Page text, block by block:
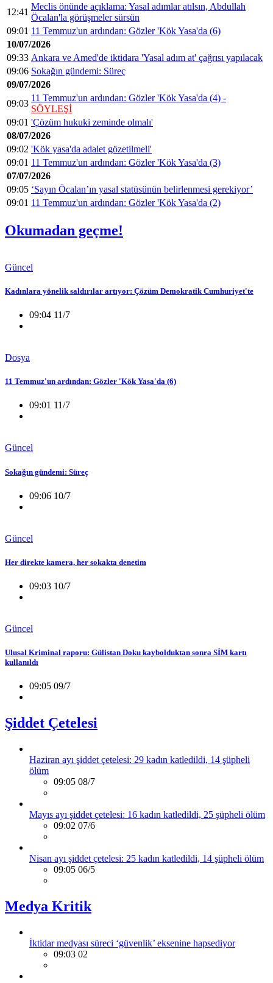
12:41
Meclis önünde açıklama: Yasal adımlar atılsın, Abdullah
Öcalan'la görüşmeler sürsün
09:01 11 Temmuz'un ardından: Gözler 'Kök Yasa'da (6)
10/07/2026
09:33 Ankara ve Amed'de iktidara 'Yasal adım at' çağrısı yapılacak
09:06 Sokağın gündemi: Süreç
09/07/2026
09:03
11 Temmuz'un ardından: Gözler 'Kök Yasa'da (4) -
SÖYLEŞİ
09:01 'Çözüm hukuki zeminde olmalı'
08/07/2026
09:02 'Kök yasa'da adalet gözetilmeli'
09:01 11 Temmuz'un ardından: Gözler 'Kök Yasa'da (3)
07/07/2026
09:05 ‘Sayın Öcalan’ın yasal statüsünün belirlenmesi gerekiyor’
09:01 11 Temmuz'un ardından: Gözler 'Kök Yasa'da (2)
Okumadan geçme!
Güncel
Kadınlara yönelik saldırılar artıyor: Çözüm Demokratik Cumhuriyet'te
09:04 11/7
Dosya
11 Temmuz'un ardından: Gözler 'Kök Yasa'da (6)
09:01 11/7
Güncel
Sokağın gündemi: Süreç
09:06 10/7
Güncel
Her direkte kamera, her sokakta denetim
09:03 10/7
Güncel
Ulusal Kriminal raporu: Gülistan Doku kaybolduktan sonra SİM kartı
kullanıldı
09:05 09/7
Şiddet Çetelesi
Haziran ayı şiddet çetelesi: 29 kadın katledildi, 14 şüpheli
ölüm
09:05 08/7
Mayıs ayı şiddet çetelesi: 16 kadın katledildi, 25 şüpheli ölüm
09:02 07/6
Nisan ayı şiddet çetelesi: 25 kadın katledildi, 14 şüpheli ölüm
09:05 06/5
Medya Kritik
İktidar medyası süreci ‘güvenlik’ eksenine hapsediyor
09:03 02